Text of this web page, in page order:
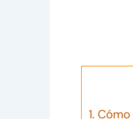
1.